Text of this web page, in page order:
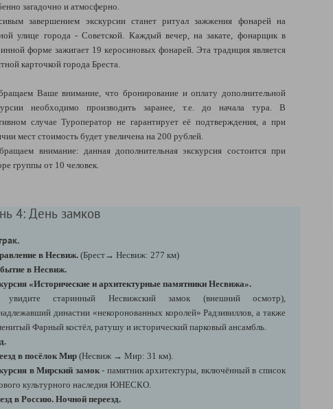
загадочно и атмосферно.
завершением экскурсии станет ритуал зажжения фонарей на
улице города - Советской. Каждый вечер, на закате, фонарщик в
форме зажигает 19 керосиновых фонарей. Эта традиция является
карточкой города Бреста.
Ваше внимание, что бронирование и оплату дополнительной
необходимо производить заранее, т.е. до начала тура. В
случае Туроператор не гарантирует её подтверждения, а при
мест стоимость будет увеличена на 200 рублей.
внимание: данная дополнительная экскурсия состоится при
группы от 10 человек.
4: День замков
в Несвиж. (Брест→ Несвиж: 277 км)
в Несвиж.
«Исторические и архитектурные памятники Несвижа».
старинный Несвижский замок (внешний осмотр),
династии «некоронованных королей» Радзивиллов, а также
Фарный костёл, ратушу и исторический парковый ансамбль.
в посёлок Мир(Несвиж → Мир: 31 км).
в Мирский замок- памятник архитектуры, включённый в список
культурного наследия ЮНЕСКО.
в Россию. Ночной переезд.